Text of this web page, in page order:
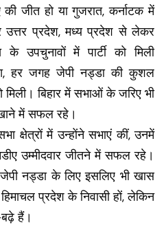
जीत हो या गुजरात, कर्नाटक में
उत्तर प्रदेश, मध्य प्रदेश से लेकर
के उपचुनावों में पार्टी को मिली
हर जगह जेपी नड्डा की कुशल
बिहार में सभाओं के जरिए भी
में सफल रहे।
क्षेत्रों में उन्होंने सभाएं कीं, उनमें
उम्मीदवार जीतने में सफल रहे।
नड्डा के लिए इसलिए भी खास
प्रदेश के निवासी हों, लेकिन
हैं।